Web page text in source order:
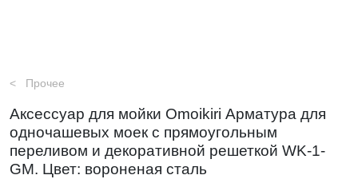
Прочее
Аксессуар для мойки Omoikiri Арматура для
одночашевых моек с прямоугольным
переливом и декоративной решеткой WK-1-
GM. Цвет: вороненая сталь